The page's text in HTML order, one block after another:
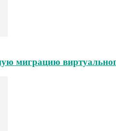
миграцию